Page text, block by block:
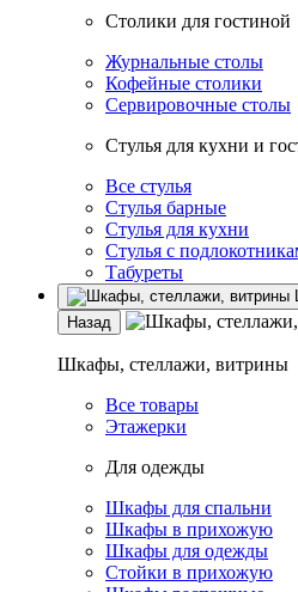
Столики для гостиной
Журнальные столы
Кофейные столики
Сервировочные столы
Стулья для кухни и
Все стулья
Стулья барные
Стулья для кухни
Стулья с
Табуреты
Назад
Шкафы, стеллажи, витрины
Все товары
Этажерки
Для одежды
Шкафы для спальни
Шкафы в прихожую
Шкафы для одежды
Стойки в прихожую